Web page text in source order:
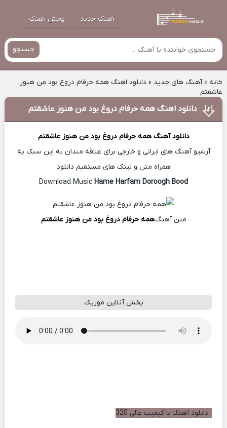
آهنگ جدید پخش آهنگ
جستجو
خانه»آهنگ های جدید » دانلود اهنگ همه حرفام دروغ بود من هنوز
عاشقتم
دانلود اهنگ همه حرفام دروغ بود من هنوز عاشقتم
دانلود آهنگ همه حرفام دروغ بود من هنوز عاشقتم
آرشیو آهنگ های ایرانی و خارجی برای علاقه مندان به این سبک به
همراه متن و لینک های مستقیم دانلود
Download Music
Hame Harfam Doroogh Bood
متن آهنگهمه حرفام دروغ بود من هنوز عاشقتم
پخش آنلاین موزیک
دانلود آهنگ با کیفیت عالی 320